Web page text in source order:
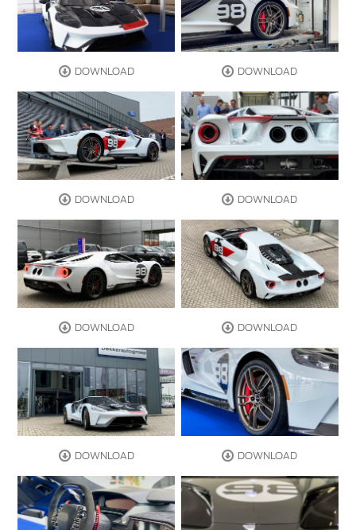
DOWNLOAD DOWNLOAD
DOWNLOAD DOWNLOAD
DOWNLOAD DOWNLOAD
DOWNLOAD DOWNLOAD